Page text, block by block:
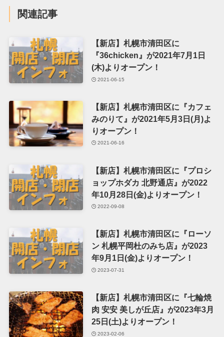
関連記事
【新店】札幌市清田区に
『36chicken』が2021年7月1日
(木)よりオープン！
2021-06-15
【新店】札幌市清田区に『カフェ
みのりて』が2021年5月3日(月)よ
りオープン！
2021-06-16
【新店】札幌市清田区に『プロシ
ョップホダカ 北野通店』が2022
年10月28日(金)よりオープン！
2022-09-08
【新店】札幌市清田区に『ローソ
ン 札幌平岡杜のみち店』が2023
年9月1日(金)よりオープン！
2023-07-31
【新店】札幌市清田区に『七輪焼
肉 安安 美しが丘店』が2023年3月
25日(土)よりオープン！
2023-02-06